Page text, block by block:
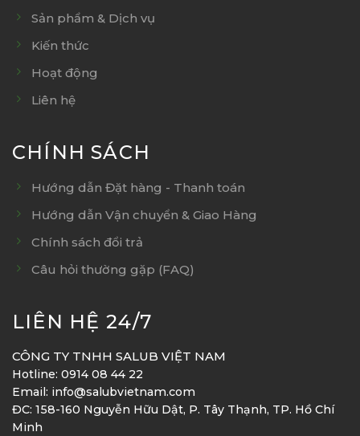
Sản phẩm & Dịch vụ
Kiến thức
Hoạt động
Liên hệ
CHÍNH SÁCH
Hướng dẫn Đặt hàng - Thanh toán
Hướng dẫn Vận chuyển & Giao Hàng
Chính sách đổi trả
Câu hỏi thường gặp (FAQ)
LIÊN HỆ 24/7
CÔNG TY TNHH SALUB VIỆT NAM
Hotline: 0914 08 44 22
Email: info@salubvietnam.com
ĐC: 158-160 Nguyễn Hữu Dật, P. Tây Thạnh, TP. Hồ Chí
Minh